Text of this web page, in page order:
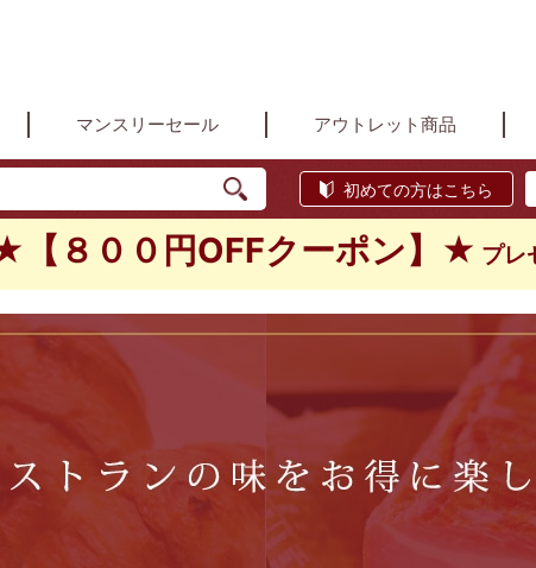
マンスリーセール アウトレット商品
初めての方はこちら
【８００円OFFクーポン】★ プレ